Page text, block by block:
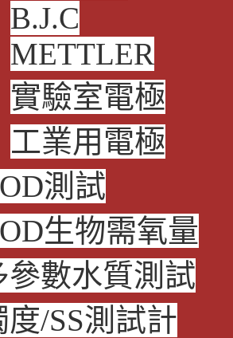
B.J.C
METTLER
實驗室電極
工業用電極
測試
生物需氧量
參數水質測試
度/SS測試計